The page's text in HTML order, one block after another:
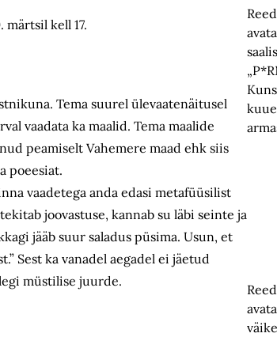
kell 17.
Tema suurel ülevaatenäitusel
vaadata ka maalid. Tema maalide
peamiselt Vahemere maad ehk siis
poeesiat.
vaadetega anda edasi metafüüsilist
joovastuse, kannab su läbi seinte ja
jääb suur saladus püsima. Usun, et
Sest ka vanadel aegadel ei jäetud
müstilise juurde.